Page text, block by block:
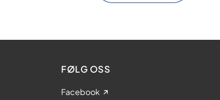
FØLG OSS
Facebook